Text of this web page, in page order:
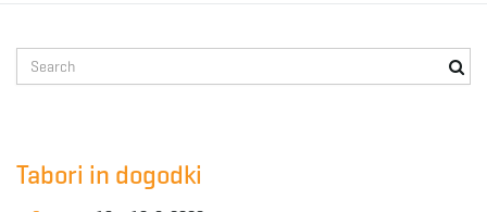
e
Tabori in dogodki